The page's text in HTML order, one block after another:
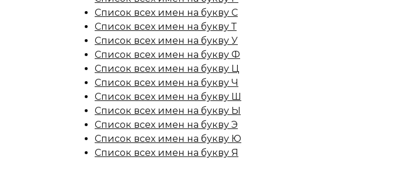
Список всех имен на букву С
Список всех имен на букву Т
Список всех имен на букву У
Список всех имен на букву Ф
Список всех имен на букву Ц
Список всех имен на букву Ч
Список всех имен на букву Ш
Список всех имен на букву Ы
Список всех имен на букву Э
Список всех имен на букву Ю
Список всех имен на букву Я